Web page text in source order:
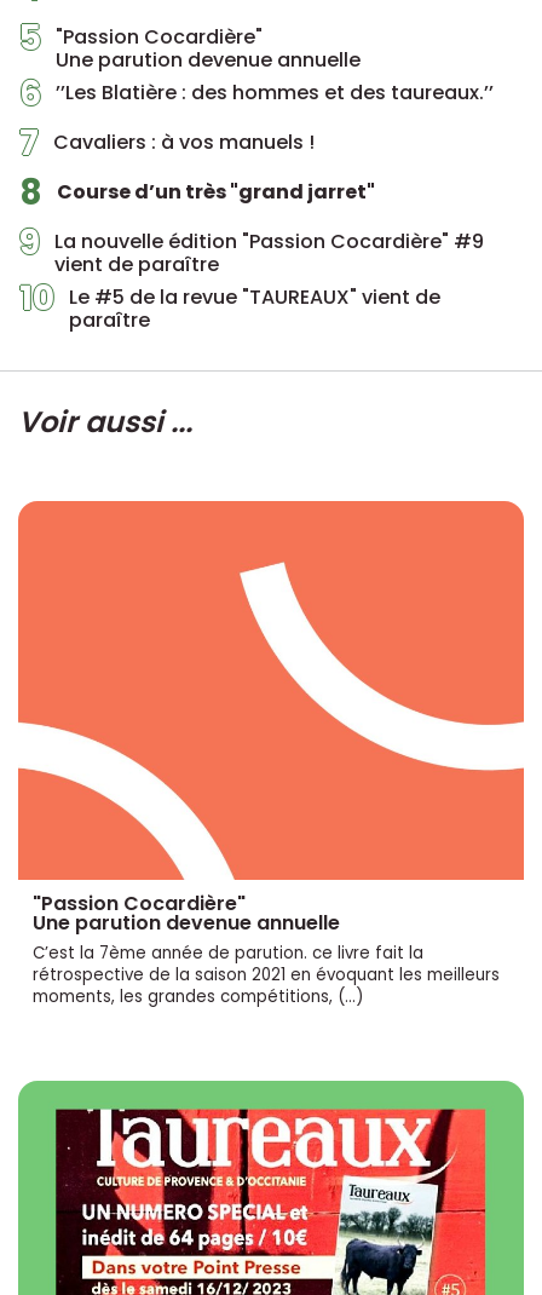
5 "Passion Cocardière"
Une parution devenue annuelle
6 ’’Les Blatière : des hommes et des taureaux.’’
7 Cavaliers : à vos manuels !
8 Course d’un très "grand jarret"
9 La nouvelle édition "Passion Cocardière" #9
vient de paraître
10 Le #5 de la revue "TAUREAUX" vient de
paraître
Voir aussi ...
"Passion Cocardière"
Une parution devenue annuelle
C’est la 7ème année de parution. ce livre fait la
rétrospective de la saison 2021 en évoquant les meilleurs
moments, les grandes compétitions, (…)